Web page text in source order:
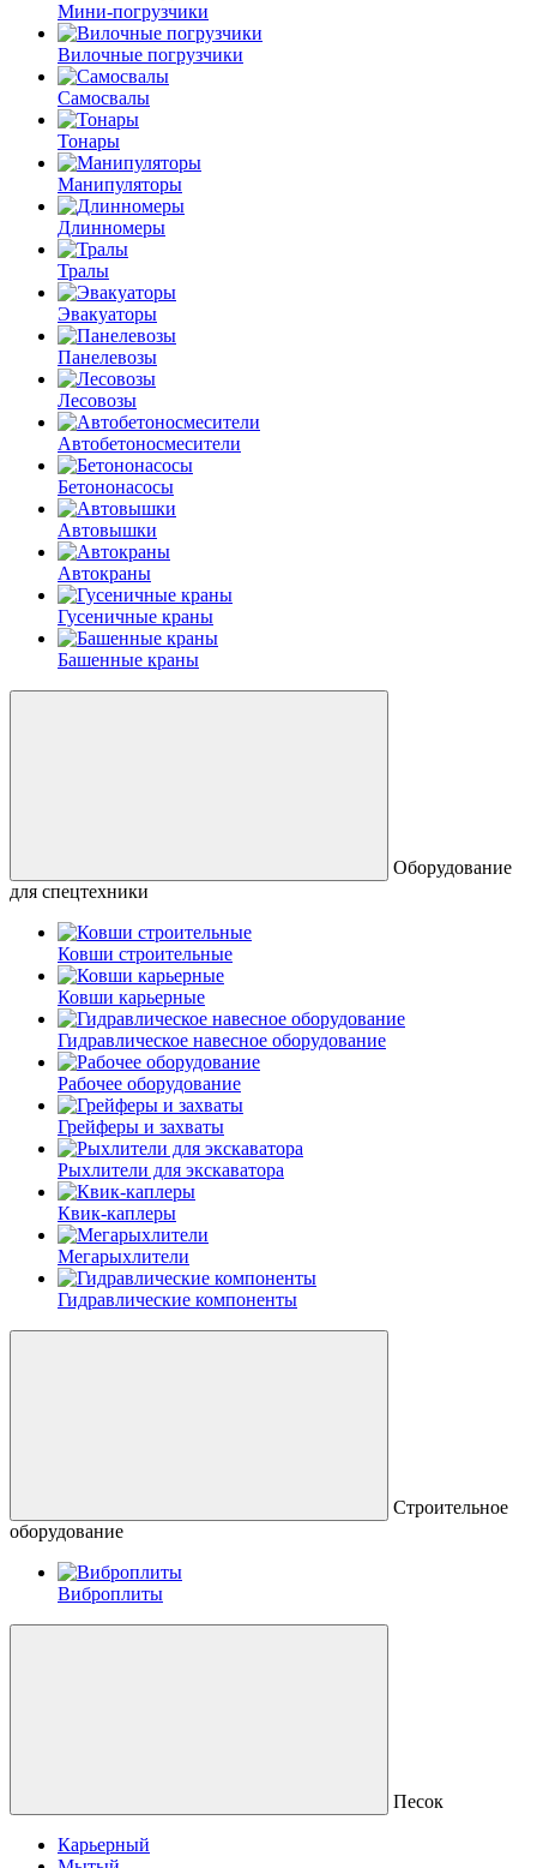
Мини-погрузчики
Вилочные погрузчики
Самосвалы
Тонары
Манипуляторы
Длинномеры
Тралы
Эвакуаторы
Панелевозы
Лесовозы
Автобетоно­смесители
Бетононасосы
Автовышки
Автокраны
Гусеничные краны
Башенные краны
Оборудование
для спецтехники
Ковши строительные
Ковши карьерные
Гидравлическое навесное оборудование
Рабочее оборудование
Грейферы и захваты
Рыхлители для экскаватора
Квик-каплеры
Мегарыхлители
Гидравлические компоненты
Строительное
оборудование
Виброплиты
Песок
Карьерный